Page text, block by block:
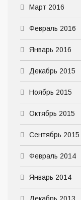
Март 2016
Февраль 2016
Январь 2016
Декабрь 2015
Ноябрь 2015
Октябрь 2015
Сентябрь 2015
Февраль 2014
Январь 2014